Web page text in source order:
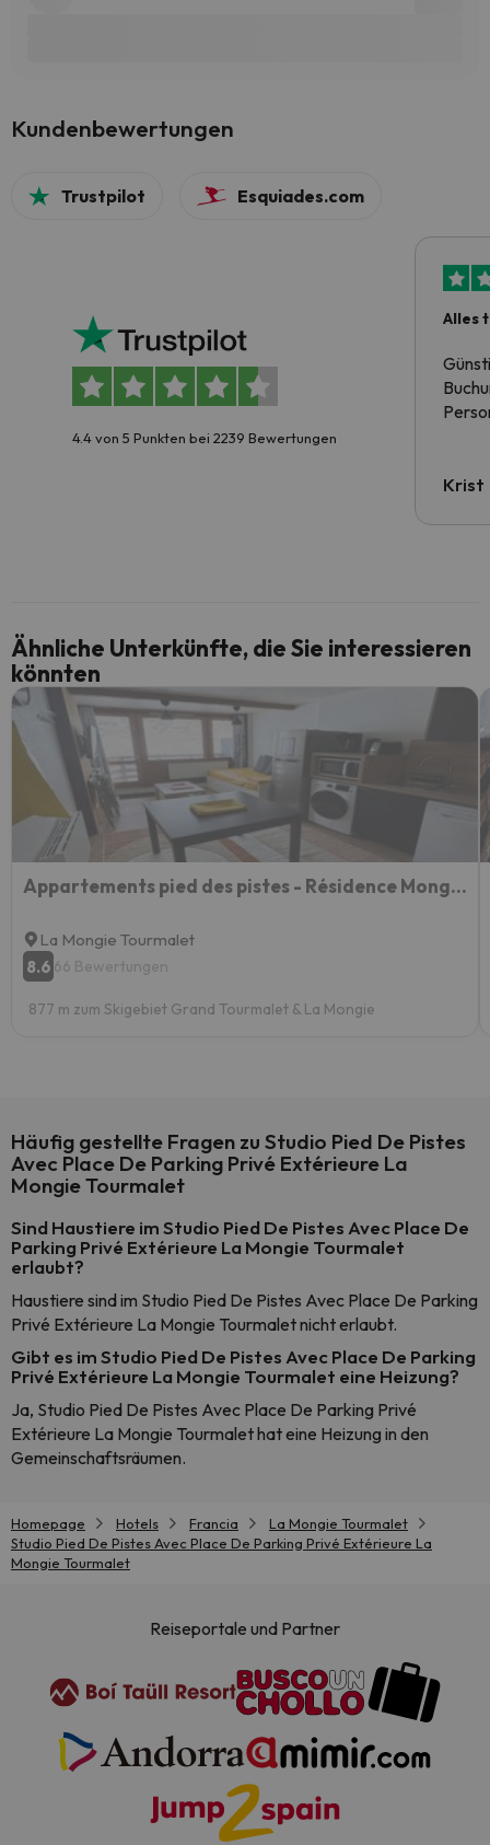
Kundenbewertungen
Trustpilot Esquiades.com
4.4 von 5 Punkten bei 2239 Bewertungen
Alles
Krist
Ähnliche Unterkünfte, die Sie interessieren
könnten
Appartements pied des pistes - Résidence Mongie - Tourmalet
La Mongie Tourmalet
8.6 66 Bewertungen
877 m zum Skigebiet Grand Tourmalet & La Mongie
Häufig gestellte Fragen zu Studio Pied De Pistes
Avec Place De Parking Privé Extérieure La
Mongie Tourmalet
Sind Haustiere im Studio Pied De Pistes Avec Place De
Parking Privé Extérieure La Mongie Tourmalet
erlaubt?
Haustiere sind im Studio Pied De Pistes Avec Place De Parking
Privé Extérieure La Mongie Tourmalet nicht erlaubt.
Gibt es im Studio Pied De Pistes Avec Place De Parking
Privé Extérieure La Mongie Tourmalet eine Heizung?
Ja, Studio Pied De Pistes Avec Place De Parking Privé
Extérieure La Mongie Tourmalet hat eine Heizung in den
Gemeinschaftsräumen.
Homepage Hotels Francia
La Mongie Tourmalet
Studio Pied De Pistes Avec Place De Parking Privé Extérieure La
Mongie Tourmalet
Reiseportale und Partner